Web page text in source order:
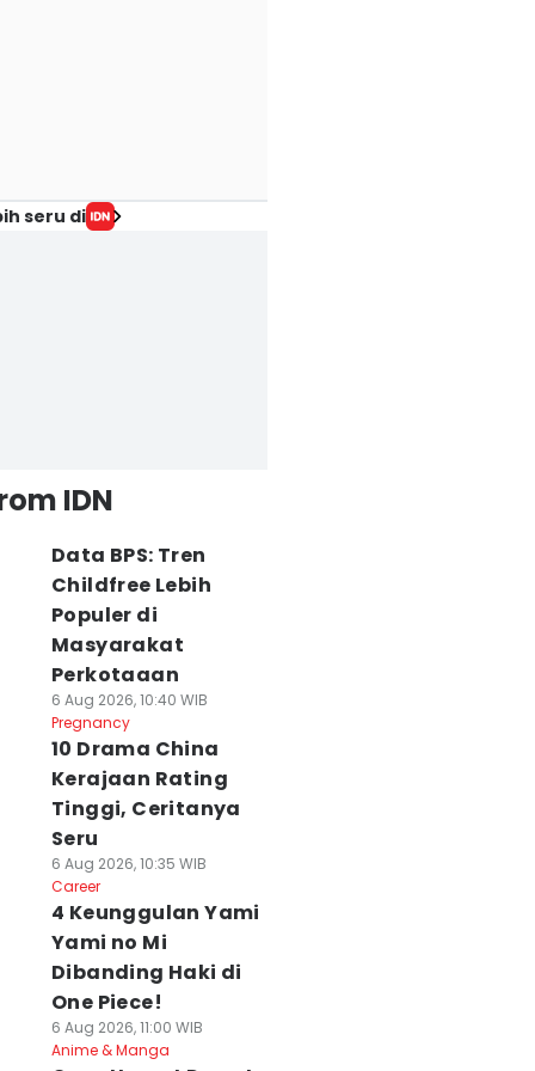
seru di
IDN
Data BPS: Tren
Childfree Lebih
Populer di
Masyarakat
Perkotaaan
6 Aug 2026, 10:40 WIB
Pregnancy
10 Drama China
Kerajaan Rating
Tinggi, Ceritanya
Seru
6 Aug 2026, 10:35 WIB
Career
4 Keunggulan Yami
Yami no Mi
Dibanding Haki di
One Piece!
6 Aug 2026, 11:00 WIB
Anime & Manga